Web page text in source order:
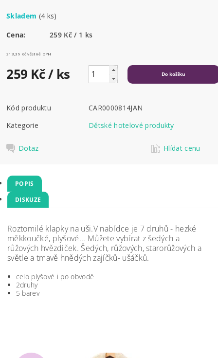
Skladem (4 ks)
Cena: 259 Kč / 1 ks
313,39 Kč včetně DPH
259 Kč/ ks
Kód produktu
CAR0000814JAN
Kategorie
Dětské hotelové produkty
Dotaz Hlídat cenu
POPIS
DISKUZE
Roztomilé klapky na uši.V nabídce je 7 druhů - hezké
měkkoučké, plyšové... Můžete vybírat z šedých a
růžových hvězdiček. Šedých, růžových, starorůžových a
světle a tmavě hnědých zajíčků- ušáčků.
celo plyšové i po obvodě
2druhy
5 barev